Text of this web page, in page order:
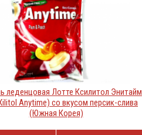
леденцовая Лотте Ксилитол Энитайм
Anytime) со вкусом персик-слива
(Южная Корея)